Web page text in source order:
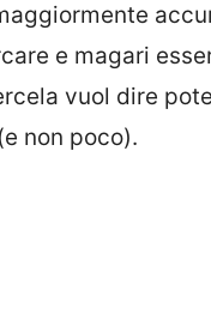
e magari
vuol dire
non poco).